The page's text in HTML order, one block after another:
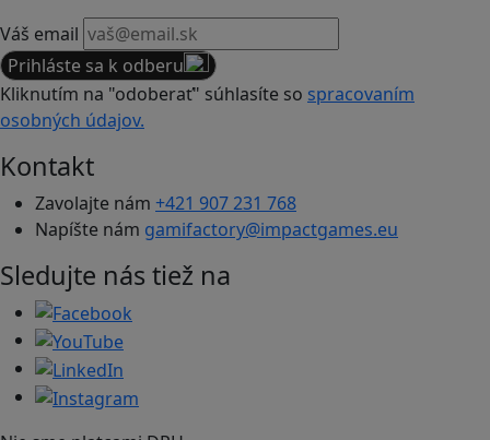
Váš email
Prihláste sa k odberu
Kliknutím na "odoberať" súhlasíte so spracovaním
osobných údajov.
Kontakt
Zavolajte nám +421 907 231 768
Napíšte nám gamifactory@impactgames.eu
Sledujte nás tiež na